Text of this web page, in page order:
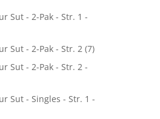
Sut - 2-Pak - Str. 1 -
Sut - 2-Pak - Str. 2 (7)
Sut - 2-Pak - Str. 2 -
Sut - Singles - Str. 1 -